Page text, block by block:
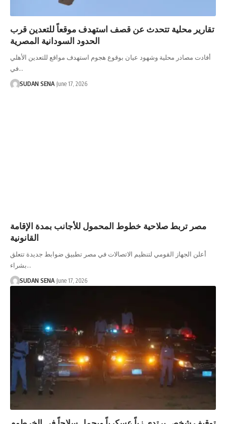
تقارير محلية تتحدث عن قصف استهدف موقعاً للتعدين قرب
الحدود السودانية المصرية
أفادت مصادر محلية وشهود عيان بوقوع هجوم استهدف مواقع للتعدين الأهلي
في…
SUDAN SENA June 17, 2026
مصر تربط صلاحية خطوط المحمول للأجانب بمدة الإقامة
القانونية
أعلن الجهاز القومي لتنظيم الاتصالات في مصر تطبيق ضوابط جديدة تتعلق
بشراء…
SUDAN SENA June 17, 2026